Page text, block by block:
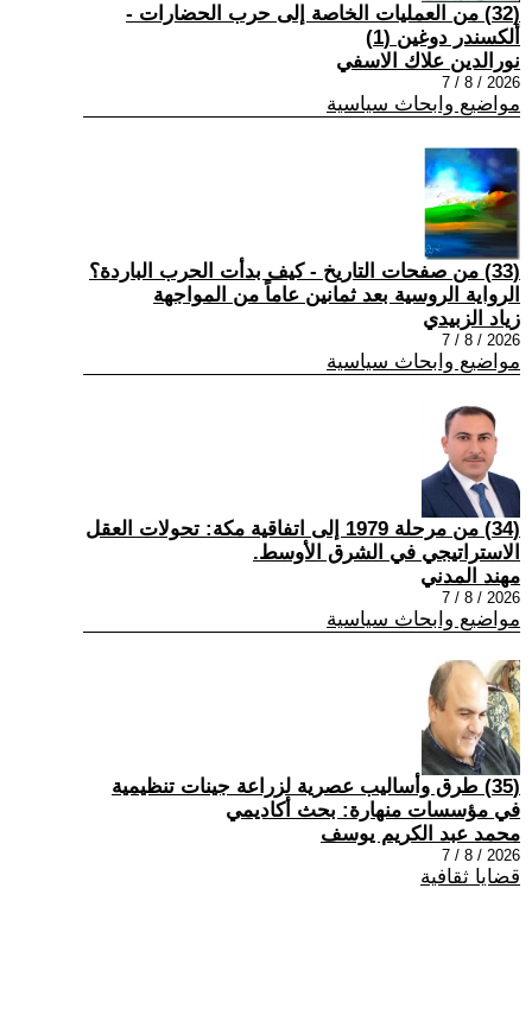
(32) من العمليات الخاصة إلى حرب الحضارات -
ألكسندر دوغين (1)
نورالدين علاك الاسفي
2026 / 8 / 7
مواضيع وابحاث سياسية
(33) من صفحات التاريخ - كيف بدأت الحرب الباردة؟
الرواية الروسية بعد ثمانين عاماً من المواجهة
زياد الزبيدي
2026 / 8 / 7
مواضيع وابحاث سياسية
(34) من مرحلة 1979 إلى اتفاقية مكة: تحولات العقل
الاستراتيجي في الشرق الأوسط.
مهند المدني
2026 / 8 / 7
مواضيع وابحاث سياسية
(35) طرق وأساليب عصرية لزراعة جينات تنظيمية
في مؤسسات منهارة: بحث أكاديمي
محمد عبد الكريم يوسف
2026 / 8 / 7
قضايا ثقافية